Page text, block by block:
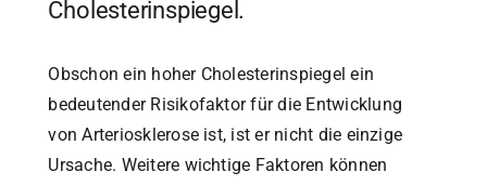
Cholesterinspiegel.
Obschon ein hoher Cholesterinspiegel ein
bedeutender Risikofaktor für die Entwicklung
von Arteriosklerose ist, ist er nicht die einzige
Ursache. Weitere wichtige Faktoren können